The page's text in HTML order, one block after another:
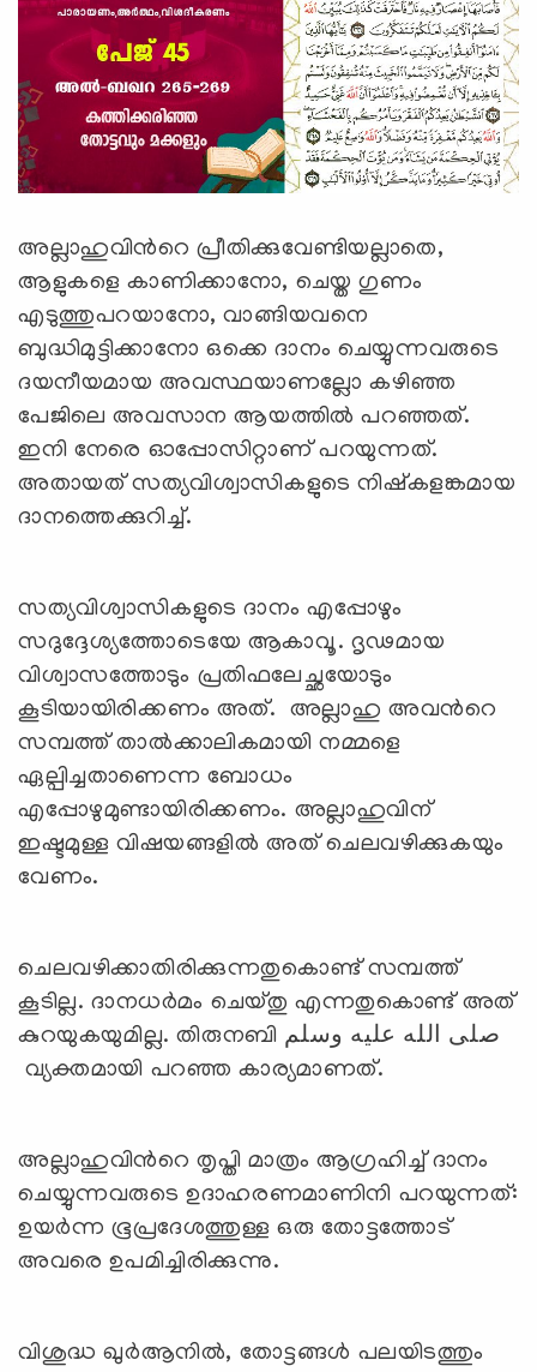
അല്ലാഹുവിന്‍റെ പ്രീതിക്കുവേണ്ടിയല്ലാതെ,
ആളുകളെ കാണിക്കാനോ, ചെയ്ത ഗുണം
എടുത്തുപറയാനോ, വാങ്ങിയവനെ
ബുദ്ധിമുട്ടിക്കാനോ ഒക്കെ ദാനം ചെയ്യുന്നവരുടെ
ദയനീയമായ അവസ്ഥയാണല്ലോ കഴിഞ്ഞ
പേജിലെ അവസാന ആയത്തില്‍ പറഞ്ഞത്.
ഇനി നേരെ ഓപ്പോസിറ്റാണ് പറയുന്നത്.
അതായത് സത്യവിശ്വാസികളുടെ നിഷ്‌കളങ്കമായ
ദാനത്തെക്കുറിച്ച്.
സത്യവിശ്വാസികളുടെ ദാനം എപ്പോഴും
സദുദ്ദേശ്യത്തോടെയേ ആകാവൂ. ദൃഢമായ
വിശ്വാസത്തോടും പ്രതിഫലേച്ഛയോടും
കൂടിയായിരിക്കണം അത്. അല്ലാഹു അവന്‍റെ
സമ്പത്ത് താല്‍ക്കാലികമായി നമ്മളെ
ഏല്പിച്ചതാണെന്ന ബോധം
എപ്പോഴുമുണ്ടായിരിക്കണം. അല്ലാഹുവിന്
ഇഷ്ടമുള്ള വിഷയങ്ങളില്‍ അത് ചെലവഴിക്കുകയും
വേണം.
ചെലവഴിക്കാതിരിക്കുന്നതുകൊണ്ട് സമ്പത്ത്
കൂടില്ല. ദാനധര്‍മം ചെയ്തു എന്നതുകൊണ്ട് അത്
കുറയുകയുമില്ല. തിരുനബി صلى الله عليه وسلم
വ്യക്തമായി പറഞ്ഞ കാര്യമാണത്.
അല്ലാഹുവിന്‍റെ തൃപ്തി മാത്രം ആഗ്രഹിച്ച് ദാനം
ചെയ്യുന്നവരുടെ ഉദാഹരണമാണിനി പറയുന്നത്:
ഉയര്‍ന്ന ഭൂപ്രദേശത്തുള്ള ഒരു തോട്ടത്തോട്
അവരെ ഉപമിച്ചിരിക്കുന്നു.
വിശുദ്ധ ഖുര്‍ആനില്‍, തോട്ടങ്ങള്‍ പലയിടത്തും